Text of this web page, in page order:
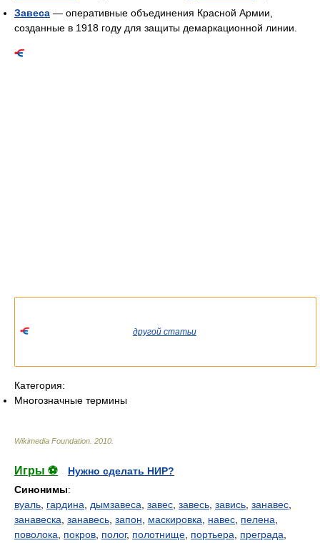
Завеса — оперативные объединения Красной Армии,
созданные в 1918 году для защиты демаркационной линии.
другой статьи
Категория:
Многозначные термины
Wikimedia Foundation 2010
Игры ⚽
Нужно сделать НИР?
Синонимы:
вуаль гардина дымзавеса завес завесь завись занавес
занавеска занавесь запон маскировка навес пелена
поволока
покров полог, полотнище портьера преграда